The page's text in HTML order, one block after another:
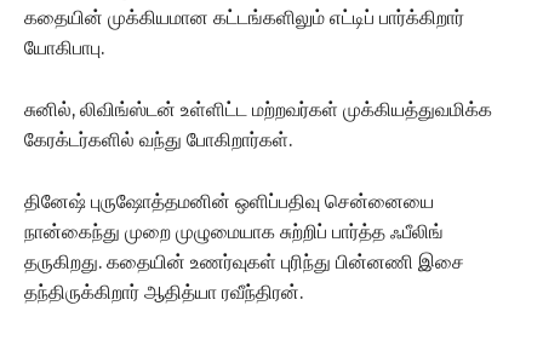
கதையின் முக்கியமான கட்டங்களிலும் எட்டிப் பார்க்கிறார்
யோகிபாபு.
சுனில், லிவிங்ஸ்டன் உள்ளிட்ட மற்றவர்கள் முக்கியத்துவமிக்க
கேரக்டர்களில் வந்து போகிறார்கள்.
தினேஷ் புருஷோத்தமனின் ஒளிப்பதிவு சென்னையை
நான்கைந்து முறை முழுமையாக சுற்றிப் பார்த்த ஃபீலிங்
தருகிறது. கதையின் உணர்வுகள் புரிந்து பின்னணி இசை
தந்திருக்கிறார் ஆதித்யா ரவீந்திரன்.